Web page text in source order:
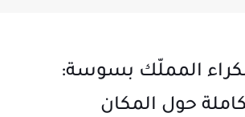
المملّك بسوسة:
حول المكان